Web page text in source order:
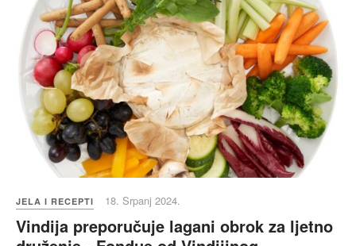
JELA I RECEPTI 18. Srpanj 2024.
Vindija preporučuje lagani obrok za ljetno